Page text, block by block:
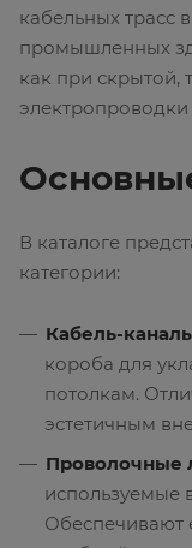
кабельных трасс
промышленных
как при скрытой,
В каталоге
категории:
Кабель-
короба для
потолкам.
эстетичным
Проволочные
используемые
Обеспечивают